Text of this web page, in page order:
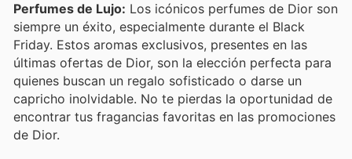
Perfumes de Lujo: Los icónicos perfumes de Dior son
siempre un éxito, especialmente durante el Black
Friday. Estos aromas exclusivos, presentes en las
últimas ofertas de Dior, son la elección perfecta para
quienes buscan un regalo sofisticado o darse un
capricho inolvidable. No te pierdas la oportunidad de
encontrar tus fragancias favoritas en las promociones
de Dior.